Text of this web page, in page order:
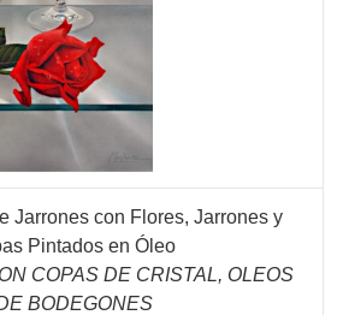
Jarrones con Flores, Jarrones y
Pintados en Óleo
COPAS DE CRISTAL, OLEOS
BODEGONES